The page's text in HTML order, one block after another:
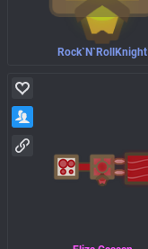
Rock`N`RollKnight